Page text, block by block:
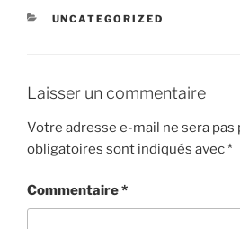
CATÉGORIES
UNCATEGORIZED
Laisser un commentaire
Votre adresse e-mail ne sera pas
obligatoires sont indiqués avec*
Commentaire*